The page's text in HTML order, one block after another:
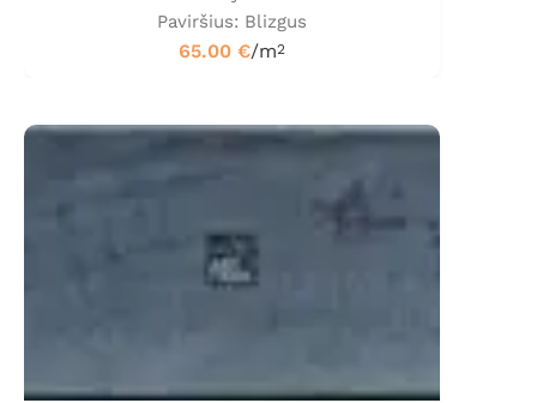
Paviršius: Blizgus
65.00 €/m2